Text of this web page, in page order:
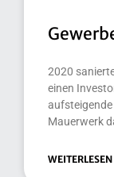
2020
einen
Mauerwerk